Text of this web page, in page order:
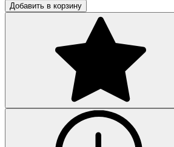
Добавить в корзину